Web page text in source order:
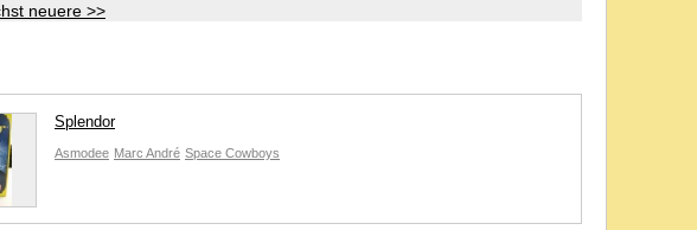
neuere >>
Splendor
Asmodee Marc André Space Cowboys